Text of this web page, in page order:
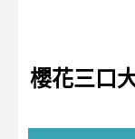
櫻花三口